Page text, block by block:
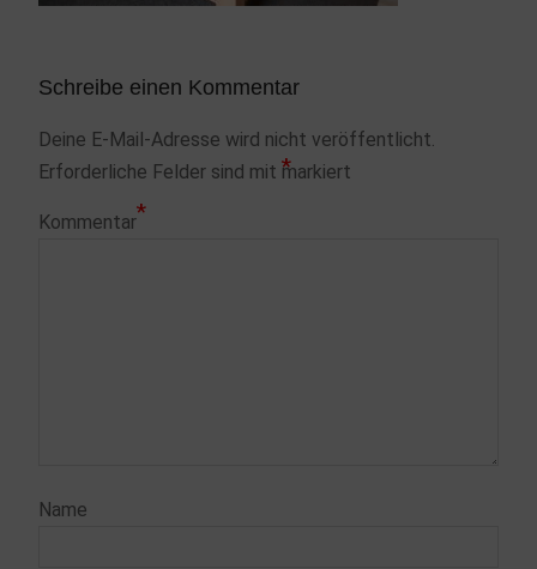
Schreibe einen Kommentar
Deine E-Mail-Adresse wird nicht veröffentlicht.
Erforderliche Felder sind mit *
markiert
Kommentar*
Name